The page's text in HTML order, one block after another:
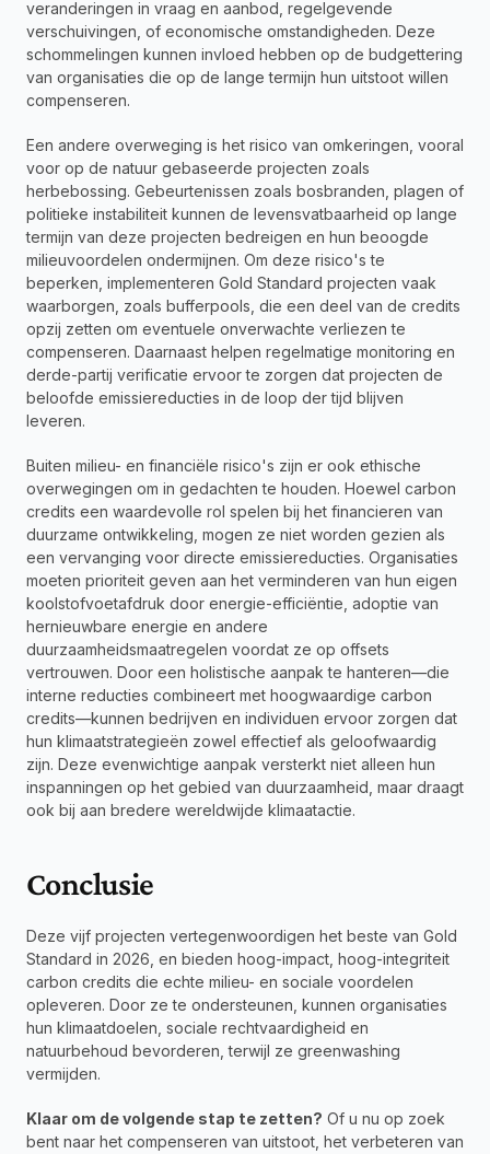
veranderingen in vraag en aanbod, regelgevende
verschuivingen, of economische omstandigheden. Deze
schommelingen kunnen invloed hebben op de budgettering
van organisaties die op de lange termijn hun uitstoot willen
compenseren.
Een andere overweging is het risico van omkeringen, vooral
voor op de natuur gebaseerde projecten zoals
herbebossing. Gebeurtenissen zoals bosbranden, plagen of
politieke instabiliteit kunnen de levensvatbaarheid op lange
termijn van deze projecten bedreigen en hun beoogde
milieuvoordelen ondermijnen. Om deze risico's te
beperken, implementeren Gold Standard projecten vaak
waarborgen, zoals bufferpools, die een deel van de credits
opzij zetten om eventuele onverwachte verliezen te
compenseren. Daarnaast helpen regelmatige monitoring en
derde-partij verificatie ervoor te zorgen dat projecten de
beloofde emissiereducties in de loop der tijd blijven
leveren.
Buiten milieu- en financiële risico's zijn er ook ethische
overwegingen om in gedachten te houden. Hoewel carbon
credits een waardevolle rol spelen bij het financieren van
duurzame ontwikkeling, mogen ze niet worden gezien als
een vervanging voor directe emissiereducties. Organisaties
moeten prioriteit geven aan het verminderen van hun eigen
koolstofvoetafdruk door energie-efficiëntie, adoptie van
hernieuwbare energie en andere
duurzaamheidsmaatregelen voordat ze op offsets
vertrouwen. Door een holistische aanpak te hanteren—die
interne reducties combineert met hoogwaardige carbon
credits—kunnen bedrijven en individuen ervoor zorgen dat
hun klimaatstrategieën zowel effectief als geloofwaardig
zijn. Deze evenwichtige aanpak versterkt niet alleen hun
inspanningen op het gebied van duurzaamheid, maar draagt
ook bij aan bredere wereldwijde klimaatactie.
Conclusie
Deze vijf projecten vertegenwoordigen het beste van Gold
Standard in 2026, en bieden hoog-impact, hoog-integriteit
carbon credits die echte milieu- en sociale voordelen
opleveren. Door ze te ondersteunen, kunnen organisaties
hun klimaatdoelen, sociale rechtvaardigheid en
natuurbehoud bevorderen, terwijl ze greenwashing
vermijden.
Klaar om de volgende stap te zetten? Of u nu op zoek
bent naar het compenseren van uitstoot, het verbeteren van